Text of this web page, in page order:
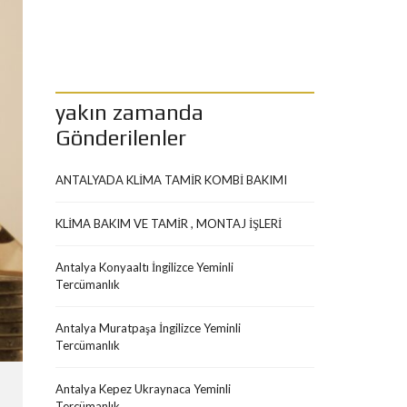
yakın zamanda
Gönderilenler
ANTALYADA KLİMA TAMİR KOMBİ BAKIMI
KLİMA BAKIM VE TAMİR , MONTAJ İŞLERİ
Antalya Konyaaltı İngilizce Yeminli
Tercümanlık
Antalya Muratpaşa İngilizce Yeminli
Tercümanlık
Antalya Kepez Ukraynaca Yeminli